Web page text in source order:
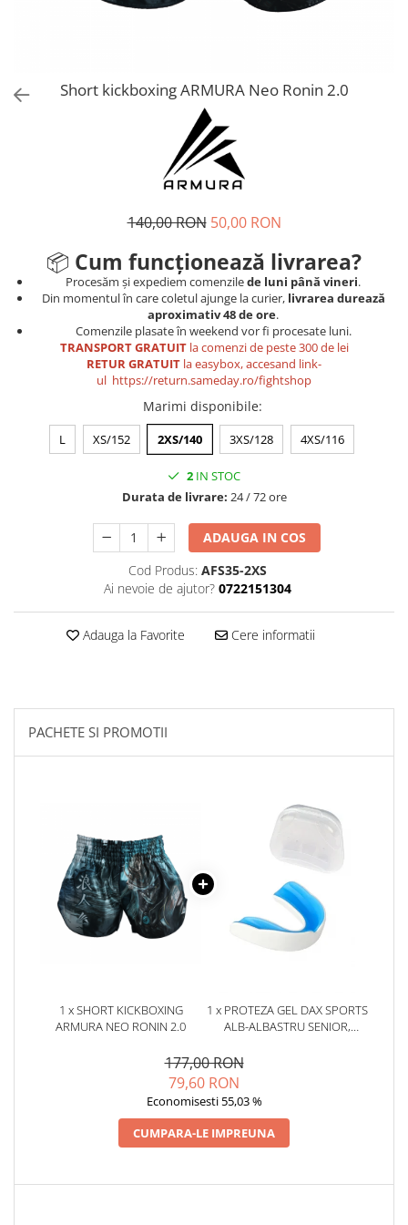
Recuperare si incalzire
Accesorii Antrenor
Greutati Fitness
Jachete
Tape
Short kickboxing ARMURA Neo Ronin 2.0
140,00 RON 50,00 RON
📦 Cum funcționează livrarea?
Procesăm și expediem comenzilede luni până vineri.
Din momentul în care coletul ajunge la curier, livrarea durează
aproximativ 48 de ore.
Comenzile plasate în weekend vor fi procesate luni.
TRANSPORT GRATUITla comenzi de peste 300 de lei
RETUR GRATUIT la easybox, accesand link-
ul https://return.sameday.ro/fightshop
Marimi disponibile:
L XS/152 2XS/140 3XS/128 4XS/116
2 IN STOC
Durata de livrare: 24 / 72 ore
ADAUGA IN COS
Cod Produs: AFS35-2XS
Ai nevoie de ajutor? 0722151304
Adauga la Favorite Cere informatii
PACHETE SI PROMOTII
1 x SHORT KICKBOXING
ARMURA NEO RONIN 2.0
1 x PROTEZA GEL DAX SPORTS
ALB-ALBASTRU SENIOR,
177,00 RON
79,60 RON
Economisesti 55,03 %
CUMPARA-LE IMPREUNA